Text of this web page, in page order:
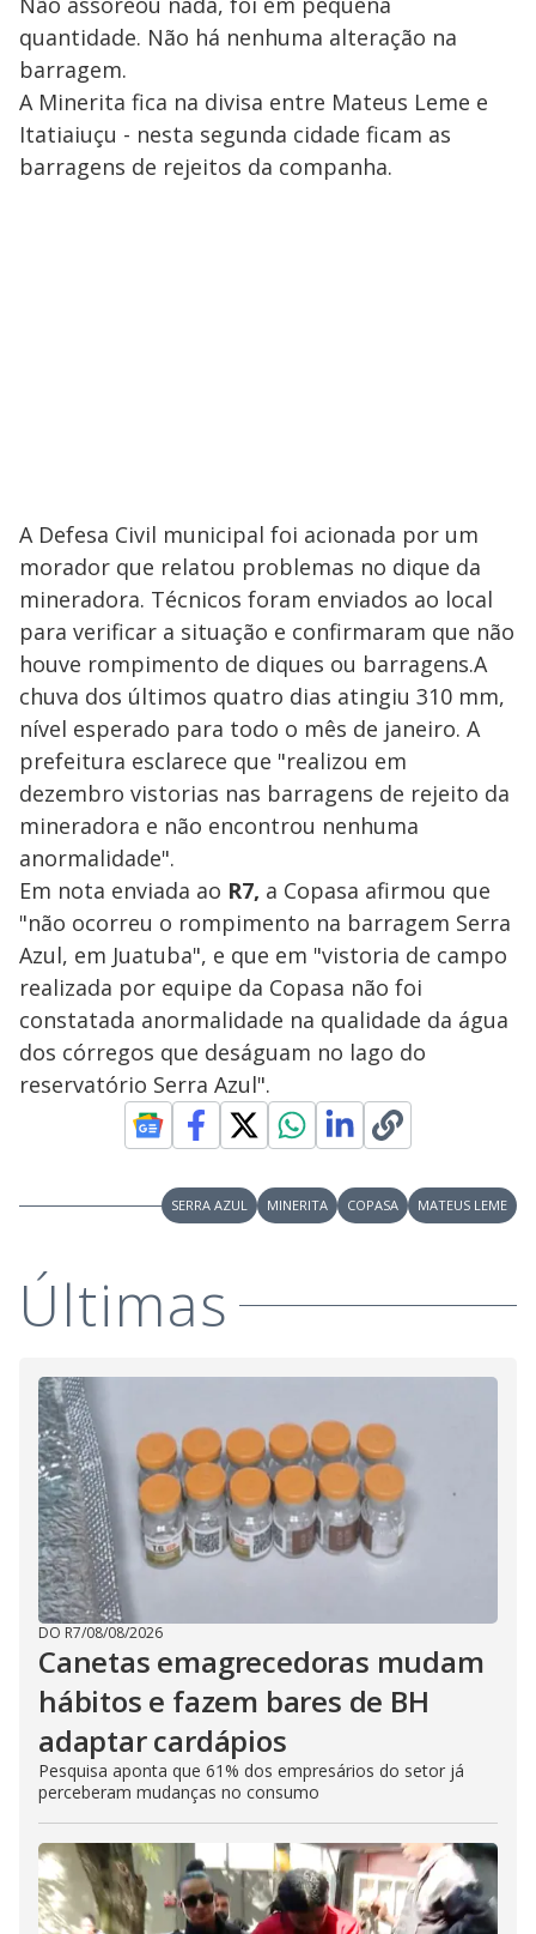
quantidade. Não há nenhuma alteração na
barragem.
A Minerita fica na divisa entre Mateus Leme e
Itatiaiuçu - nesta segunda cidade ficam as
barragens de rejeitos da companha.
A Defesa Civil municipal foi acionada por um
morador que relatou problemas no dique da
mineradora. Técnicos foram enviados ao local
para verificar a situação e confirmaram que não
houve rompimento de diques ou barragens.A
chuva dos últimos quatro dias atingiu 310 mm,
nível esperado para todo o mês de janeiro. A
prefeitura esclarece que "realizou em
dezembro vistorias nas barragens de rejeito da
mineradora e não encontrou nenhuma
anormalidade".
Em nota enviada ao R7, a Copasa afirmou que
"não ocorreu o rompimento na barragem Serra
Azul, em Juatuba", e que em "vistoria de campo
realizada por equipe da Copasa não foi
constatada anormalidade na qualidade da água
dos córregos que deságuam no lago do
reservatório Serra Azul".
SERRA AZUL MINERITA COPASA MATEUS LEME
Últimas
DO R7/08/08/2026
Canetas emagrecedoras mudam
hábitos e fazem bares de BH
adaptar cardápios
Pesquisa aponta que 61% dos empresários do setor já
perceberam mudanças no consumo